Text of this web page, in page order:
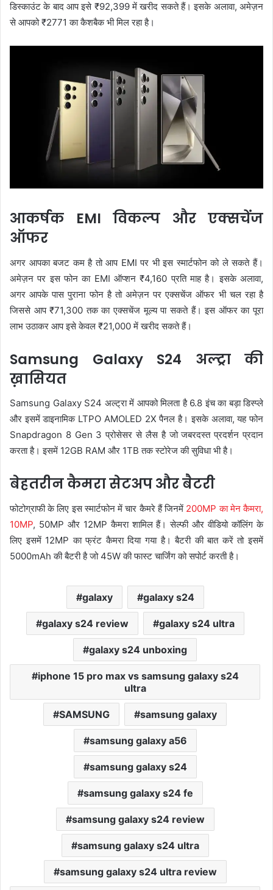
डिस्काउंट के बाद आप इसे ₹92,399 में खरीद सकते हैं। इसके अलावा, अमेज़न
से आपको ₹2771 का कैशबैक भी मिल रहा है।
आकर्षक EMI विकल्प और एक्सचेंज
ऑफर
अगर आपका बजट कम है तो आप EMI पर भी इस स्मार्टफोन को ले सकते हैं।
अमेज़न पर इस फोन का EMI ऑप्शन ₹4,160 प्रति माह है। इसके अलावा,
अगर आपके पास पुराना फोन है तो अमेज़न पर एक्सचेंज ऑफर भी चल रहा है
जिससे आप ₹71,300 तक का एक्सचेंज मूल्य पा सकते हैं। इस ऑफर का पूरा
लाभ उठाकर आप इसे केवल ₹21,000 में खरीद सकते हैं।
Samsung Galaxy S24 अल्ट्रा की
ख़ासियत
Samsung Galaxy S24 अल्ट्रा में आपको मिलता है 6.8 इंच का बड़ा डिस्प्ले
और इसमें डाइनामिक LTPO AMOLED 2X पैनल है। इसके अलावा, यह फोन
Snapdragon 8 Gen 3 प्रोसेसर से लैस है जो जबरदस्त प्रदर्शन प्रदान
करता है। इसमें 12GB RAM और 1TB तक स्टोरेज की सुविधा भी है।
बेहतरीन कैमरा सेटअप और बैटरी
फोटोग्राफी के लिए इस स्मार्टफोन में चार कैमरे हैं जिनमें 200MP का मेन कैमरा,
10MP, 50MP और 12MP कैमरा शामिल हैं। सेल्फी और वीडियो कॉलिंग के
लिए इसमें 12MP का फ्रंट कैमरा दिया गया है। बैटरी की बात करें तो इसमें
5000mAh की बैटरी है जो 45W की फास्ट चार्जिंग को सपोर्ट करती है।
galaxy galaxy s24
galaxy s24 review galaxy s24 ultra
galaxy s24 unboxing
iphone 15 pro max vs samsung galaxy s24
ultra
SAMSUNG samsung galaxy
samsung galaxy a56
samsung galaxy s24
samsung galaxy s24 fe
samsung galaxy s24 review
samsung galaxy s24 ultra
samsung galaxy s24 ultra review